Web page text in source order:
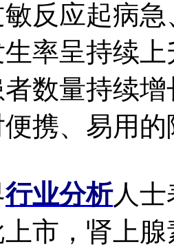
应起病急
率呈持续
数量持续
携、易用
行业分析人士
市，肾上